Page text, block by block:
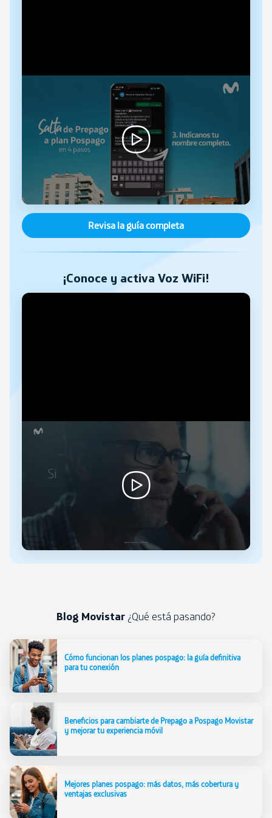
Revisa la guía completa
¡Conoce y activa Voz WiFi!
Blog Movistar ¿Qué está pasando?
Cómo funcionan los planes pospago: la guía definitiva
para tu conexión
Beneficios para cambiarte de Prepago a Pospago Movistar
y mejorar tu experiencia móvil
Mejores planes pospago: más datos, más cobertura y
ventajas exclusivas